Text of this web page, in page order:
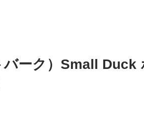
ーク）Small Duck